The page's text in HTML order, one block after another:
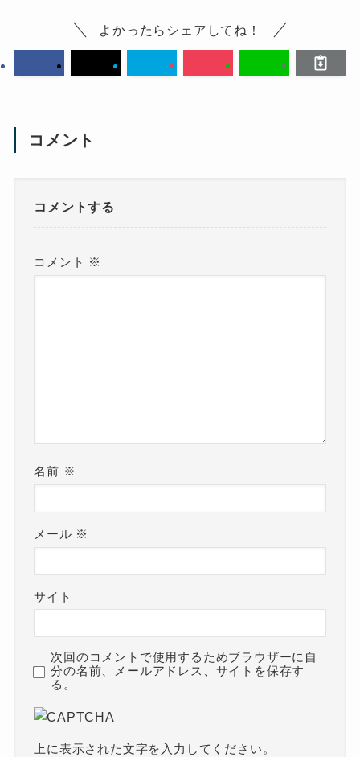
よかったらシェアしてね！
コメント
コメントする
コメント ※
名前 ※
メール ※
サイト
次回のコメントで使用するためブラウザーに自
分の名前、メールアドレス、サイトを保存す
る。
上に表示された文字を入力してください。